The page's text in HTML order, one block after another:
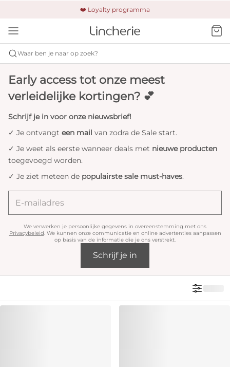
❤️ Loyalty programma
🚚 Gratis verzending & retour
🔒 Altijd veilig betalen
Waar ben je naar op zoek?
Early access tot onze meest
verleidelijke kortingen? 💕
Schrijf je in voor onze nieuwsbrief!
✓ Je ontvangt een mail van zodra de Sale start.
✓ Je weet als eerste wanneer deals met nieuwe producten
toegevoegd worden.
✓ Je ziet meteen de populairste sale must-haves.
We verwerken je persoonlijke gegevens in overeenstemming met ons
Privacybeleid. We kunnen onze communicatie en online advertenties aanpassen
op basis van de informatie die je ons verstrekt.
Schrijf je in